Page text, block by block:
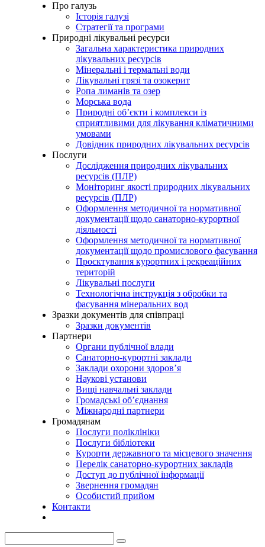
Про галузь
Історія галузі
Стратегії та програми
Природні лікувальні ресурси
Загальна характеристика природних
лікувальних ресурсів
Мінеральні і термальні води
Лікувальні грязі та озокерит
Ропа лиманів та озер
Морська вода
Природні об’єкти і комплекси із
сприятливими для лікування кліматичними
умовами
Довідник природних лікувальних ресурсів
Послуги
Дослідження природних лікувальних
ресурсів (ПЛР)
Моніторинг якості природних лікувальних
ресурсів (ПЛР)
Оформлення методичної та нормативної
документації щодо санаторно-курортної
діяльності
Оформлення методичної та нормативної
документації щодо промислового фасування
Проєктування курортних і рекреаційних
територій
Лікувальні послуги
Технологічна інструкція з обробки та
фасування мінеральних вод
Зразки документів для співпраці
Зразки документів
Партнери
Органи публічної влади
Санаторно-курортні заклади
Заклади охорони здоров’я
Наукові установи
Вищі навчальні заклади
Громадські об’єднання
Міжнародні партнери
Громадянам
Послуги поліклініки
Послуги бібліотеки
Курорти державного та місцевого значення
Перелік санаторно-курортних закладів
Доступ до публічної інформації
Звернення громадян
Особистий прийом
Контакти